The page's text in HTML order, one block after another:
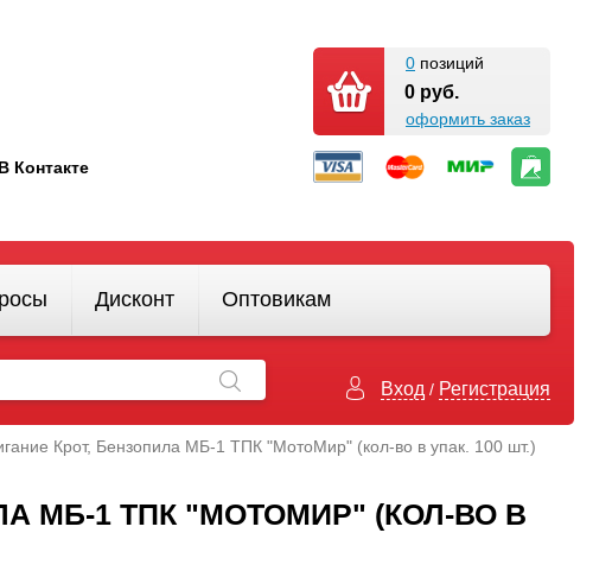
0 позиций
0 руб.
оформить заказ
В Контакте
Дисконт Оптовикам
Вход / Регистрация
Крот, Бензопила МБ-1 ТПК "МотоМир" (кол-во в упак. 100 шт.)
МБ-1 ТПК "МОТОМИР" (КОЛ-ВО В